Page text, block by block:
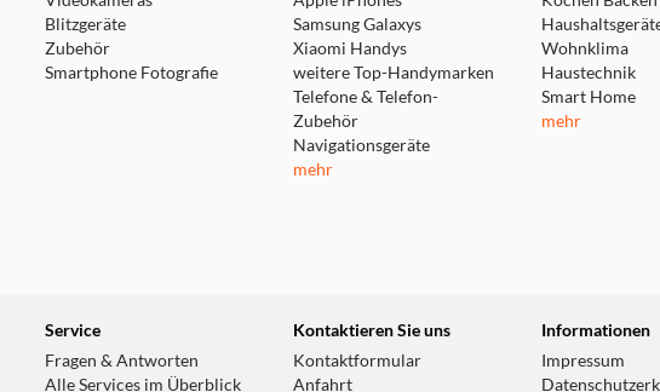
Blitzgeräte
Zubehör
Smartphone Fotografie
Samsung Galaxys
Xiaomi Handys
weitere Top-Handymarken
Telefone & Telefon-
Zubehör
Navigationsgeräte
mehr
Wohnklima
Haustechnik
Smart Home
mehr
Service
Fragen & Antworten
Alle Services im Überblick
Kontaktieren Sie uns
Kontaktformular
Anfahrt
Informationen
Impressum